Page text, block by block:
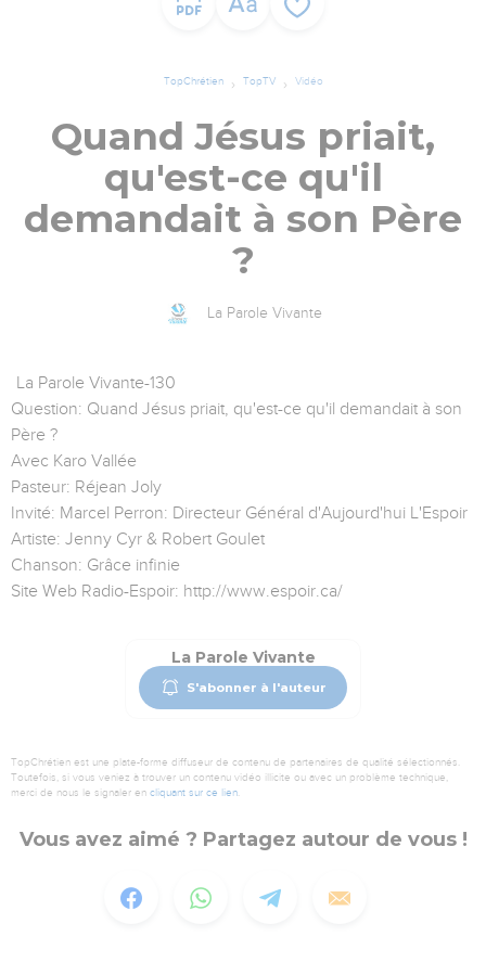
TopChrétien TopTV Vidéo
Quand Jésus priait,
qu'est-ce qu'il
demandait à son Père
?
La Parole Vivante
La Parole Vivante-130
Question: Quand Jésus priait, qu'est-ce qu'il demandait à son
Père ?
Avec Karo Vallée
Pasteur: Réjean Joly
Invité: Marcel Perron: Directeur Général d'Aujourd'hui L'Espoir
Artiste: Jenny Cyr & Robert Goulet
Chanson: Grâce infinie
Site Web Radio-Espoir: http://www.espoir.ca/
La Parole Vivante
S'abonner à l'auteur
TopChrétien est une plate-forme diffuseur de contenu de partenaires de qualité sélectionnés.
Toutefois, si vous veniez à trouver un contenu vidéo illicite ou avec un problème technique,
merci de nous le signaler en cliquant sur ce lien.
Vous avez aimé ? Partagez autour de vous !